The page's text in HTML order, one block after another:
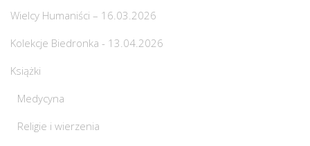
Wielcy Humaniści – 16.03.2026
Kolekcje Biedronka - 13.04.2026
Książki
Medycyna
Religie i wierzenia